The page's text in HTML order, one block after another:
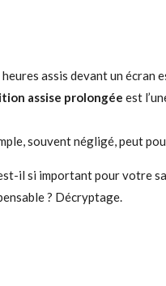
assis devant un écran
assise prolongée est
souvent négligé, peut
il si important pour votre
? Décryptage.